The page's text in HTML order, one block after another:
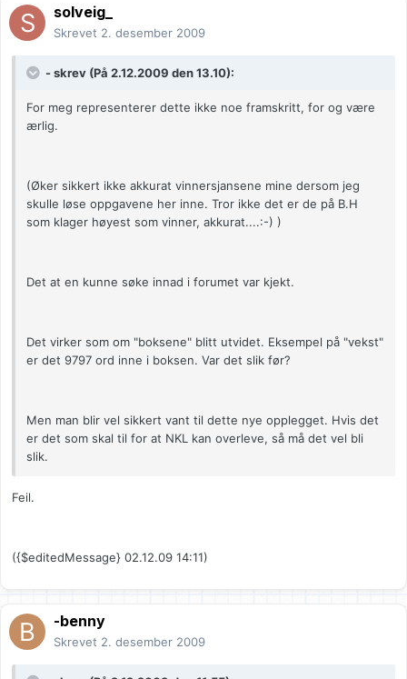
solveig_
Skrevet 2. desember 2009
- skrev (På 2.12.2009 den 13.10):
For meg representerer dette ikke noe framskritt, for og være
ærlig.
(Øker sikkert ikke akkurat vinnersjansene mine dersom jeg
skulle løse oppgavene her inne. Tror ikke det er de på B.H
som klager høyest som vinner, akkurat....:-) )
Det at en kunne søke innad i forumet var kjekt.
Det virker som om "boksene" blitt utvidet. Eksempel på "vekst"
er det 9797 ord inne i boksen. Var det slik før?
Men man blir vel sikkert vant til dette nye opplegget. Hvis det
er det som skal til for at NKL kan overleve, så må det vel bli
slik.
Feil.
({$editedMessage} 02.12.09 14:11)
-benny
Skrevet 2. desember 2009